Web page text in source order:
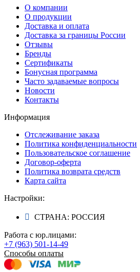
О компании
О продукции
Доставка и оплата
Доставка за границы России
Отзывы
Бренды
Сертификаты
Бонусная программа
Часто задаваемые вопросы
Новости
Контакты
Информация
Отслеживание заказа
Политика конфиденциальности
Пользовательское соглашение
Договор-оферта
Политика возврата средств
Карта сайта
Настройки:
СТРАНА: РОССИЯ
Работа с юр.лицами:
+7 (963) 501-14-49
Способы оплаты